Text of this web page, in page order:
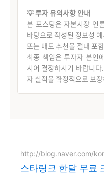
💡 투자 유의사항 안내
본 포스팅은 자본시장 언
바탕으로 작성된 정보성
또는 매도 추천을 절대 포
최종 책임은 투자자 본인
시어 결정하시기 바랍니
자 실적을 확정적으로 보
http://blog.naver.com/
스타링크 한달 무료